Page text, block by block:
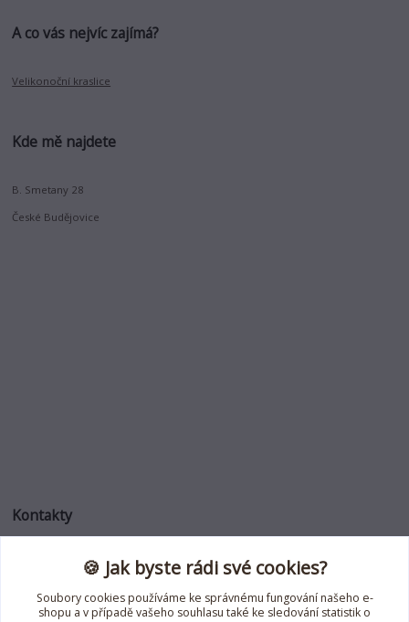
A co vás nejvíc zajímá?
Velikonoční kraslice
Kde mě najdete
B. Smetany 28
České Budějovice
Kontakty
Jana Roselli
+420 739 353 708
(Po-Pá, 8-18 hod.)
🍪 Jak byste rádi své cookies?
Soubory cookies používáme ke správnému fungování našeho e-
shopu a v případě vašeho souhlasu také ke sledování statistik o